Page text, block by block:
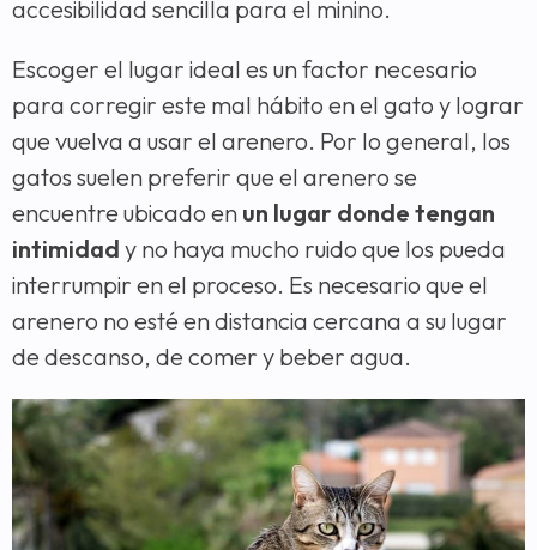
accesibilidad sencilla para el minino.
Escoger el lugar ideal es un factor necesario
para corregir este mal hábito en el gato y lograr
que vuelva a usar el arenero. Por lo general, los
gatos suelen preferir que el arenero se
encuentre ubicado en un lugar donde tengan
intimidad y no haya mucho ruido que los pueda
interrumpir en el proceso. Es necesario que el
arenero no esté en distancia cercana a su lugar
de descanso, de comer y beber agua.